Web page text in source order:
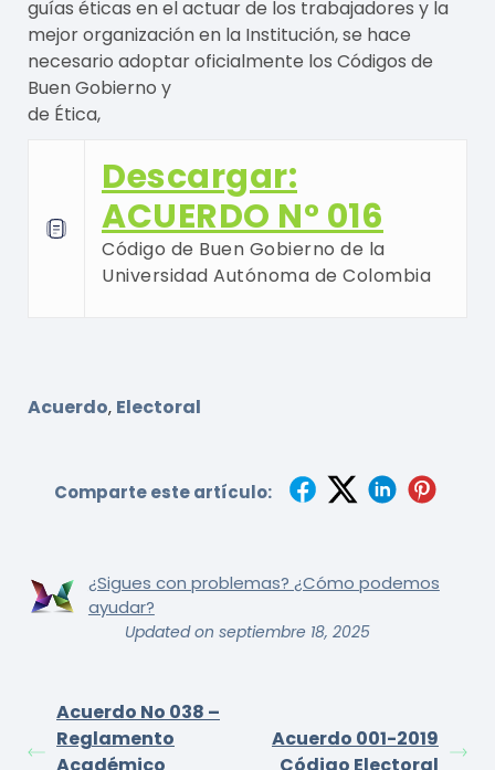
guías éticas en el actuar de los trabajadores y la
mejor organización en la Institución, se hace
necesario adoptar oficialmente los Códigos de
Buen Gobierno y
de Ética,
Descargar:
ACUERDO N° 016
Código de Buen Gobierno de la
Universidad Autónoma de Colombia
Acuerdo, Electoral
Comparte este artículo:
¿Sigues con problemas? ¿Cómo podemos
ayudar?
Updated on septiembre 18, 2025
Acuerdo No 038 –
Reglamento
Académico
Acuerdo 001-2019
Código Electoral